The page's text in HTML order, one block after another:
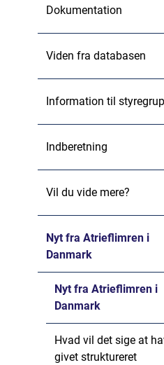
Dokumentation
Viden fra databasen
Information til
Indberetning
Vil du vide mere?
Nyt fra Atrieflimren i
Danmark
Nyt fra Atrieflimren i
Danmark
Hvad vil det sige at
givet struktureret